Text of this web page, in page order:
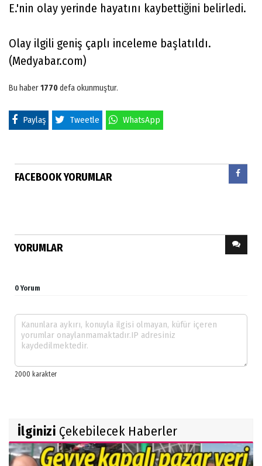
E.'nin olay yerinde hayatını kaybettiğini belirledi.
Olay ilgili geniş çaplı inceleme başlatıldı.
(Medyabar.com)
Bu haber1770defa okunmuştur.
Paylaş Tweetle WhatsApp
FACEBOOK YORUMLAR
YORUMLAR
0 Yorum
İlginizi Çekebilecek Haberler